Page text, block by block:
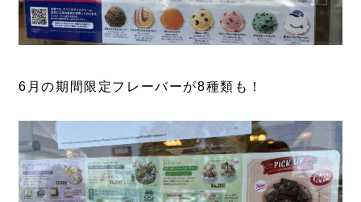
6月の期間限定フレーバーが8種類も！